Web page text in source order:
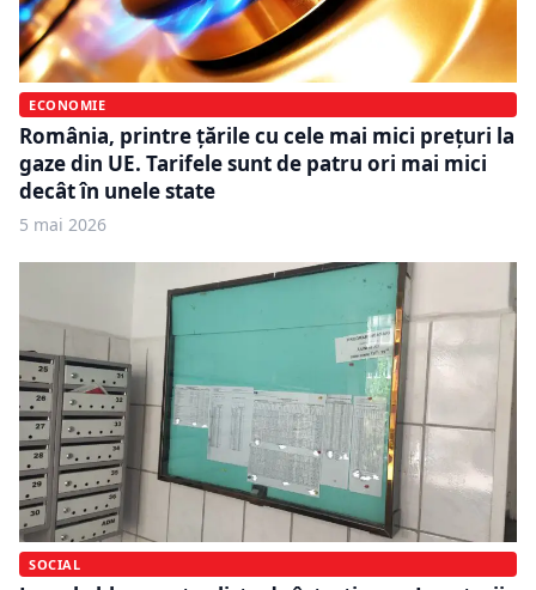
ECONOMIE
România, printre țările cu cele mai mici prețuri la
gaze din UE. Tarifele sunt de patru ori mai mici
decât în unele state
5 mai 2026
SOCIAL